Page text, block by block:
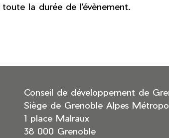
la durée de l'évènement.
Conseil de développement de
Siège de Grenoble Alpes
1 place Malraux
38 000 Grenoble